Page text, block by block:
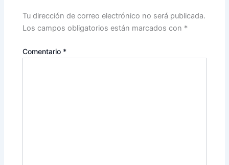
Tu dirección de correo electrónico no será publicada.
Los campos obligatorios están marcados con *
Comentario *